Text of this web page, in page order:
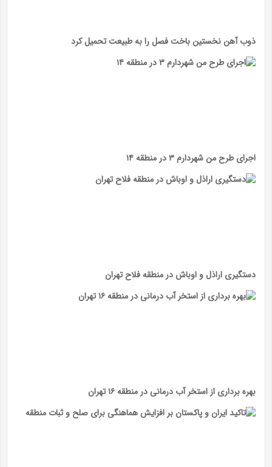
ذوب آهن نخستین باخت فصل را به طبیعت تحمیل کرد
اجرای طرح من شهردارم ۳ در منطقه ۱۴
دستگیری اراذل و اوباش در منطقه فلاح تهران
بهره برداری از استخر آب درمانی در منطقه ۱۶ تهران